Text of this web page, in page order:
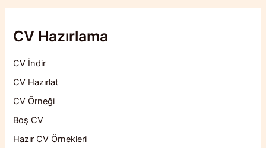
CV Hazırlama
CV İndir
CV Hazırlat
CV Örneği
Boş CV
Hazır CV Örnekleri